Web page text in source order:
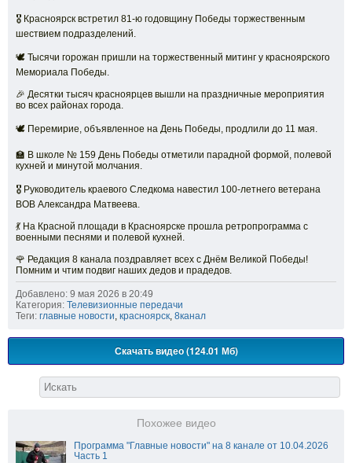
🎖️ Красноярск встретил 81-ю годовщину Победы торжественным
шествием подразделений.
🕊️ Тысячи горожан пришли на торжественный митинг у красноярского
Мемориала Победы.
🎉 Десятки тысяч красноярцев вышли на праздничные мероприятия
во всех районах города.
🕊️ Перемирие, объявленное на День Победы, продлили до 11 мая.
🏫 В школе № 159 День Победы отметили парадной формой, полевой
кухней и минутой молчания.
🎖️ Руководитель краевого Следкома навестил 100-летнего ветерана
ВОВ Александра Матвеева.
💃 На Красной площади в Красноярске прошла ретропрограмма с
военными песнями и полевой кухней.
🌹 Редакция 8 канала поздравляет всех с Днём Великой Победы!
Помним и чтим подвиг наших дедов и прадедов.
Добавлено: 9 мая 2026 в 20:49
Категория: Телевизионные передачи
Теги: главные новости, красноярск, 8канал
Скачать видео (124.01 Мб)
Похожее видео
Программа "Главные новости" на 8 канале от 10.04.2026
Часть 1